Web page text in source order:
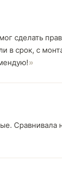
сделать
в срок, с